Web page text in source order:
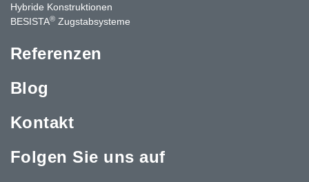
Hybride Konstruktionen
BESISTA® Zugstabsysteme
Referenzen
Blog
Kontakt
Folgen Sie uns auf